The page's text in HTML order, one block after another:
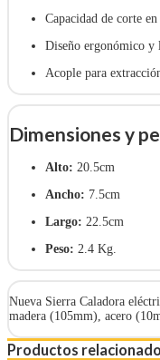
Capacidad de corte
Diseño ergonómico y
Acople para
Dimensiones y
Alto: 20.5cm
Ancho: 7.5cm
Largo: 22.5cm
Peso: 2.4 Kg.
Nueva Sierra Caladora
madera (105mm), acero
Productos